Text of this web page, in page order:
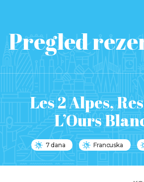
Pregled
Les 2 Alpes,
L’Ours
7 dana Francuska